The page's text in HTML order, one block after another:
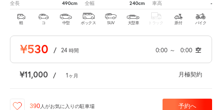
全長 490cm 全幅 240cm 車高 -
軽 コ 中型 ボックス SUV 大型車 トラック 原付 バイク
¥530 / 24 時間 0:00 ～ 0:00 空
¥11,000 / 1ヶ月 月極契約
390 人がお気に入りの駐車場 予約へ